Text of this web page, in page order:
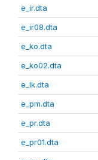
e_ir.dta
e_ir08.dta
e_ko.dta
e_ko02.dta
e_lk.dta
e_pm.dta
e_pr.dta
e_pr01.dta